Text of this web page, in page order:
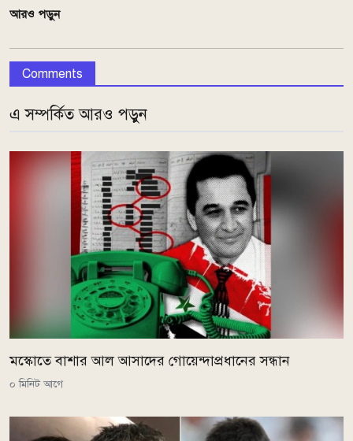
আরও পড়ুন
Comments
এ সম্পর্কিত আরও পড়ুন
মস্কোতে বাশার আল আসাদের গোয়েন্দাপ্রধানের সন্ধান
০ মিনিট আগে